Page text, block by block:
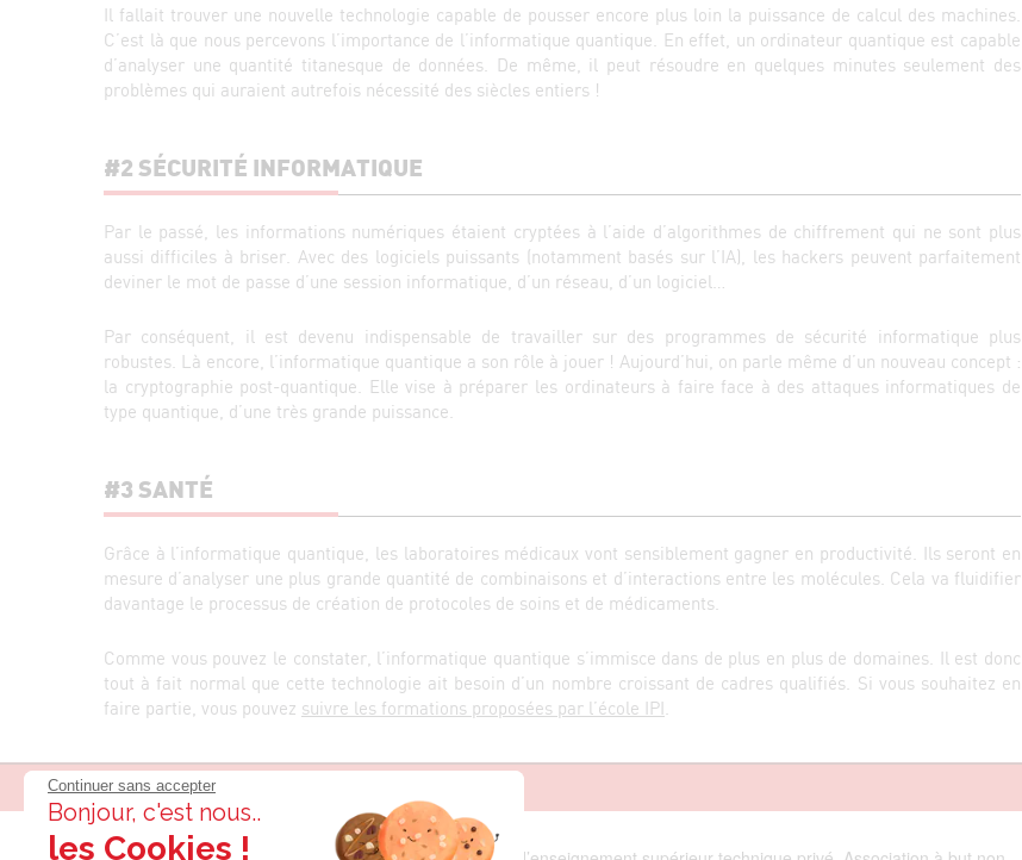
Il fallait trouver une nouvelle technologie capable de pousser encore plus loin la puissance de calcul des machines.
C’est là que nous percevons l’importance de l’informatique quantique. En effet, un ordinateur quantique est capable
d’analyser une quantité titanesque de données. De même, il peut résoudre en quelques minutes seulement des
problèmes qui auraient autrefois nécessité des siècles entiers !
#2 SÉCURITÉ INFORMATIQUE
Par le passé, les informations numériques étaient cryptées à l’aide d’algorithmes de chiffrement qui ne sont plus
aussi difficiles à briser. Avec des logiciels puissants (notamment basés sur l’IA), les hackers peuvent parfaitement
deviner le mot de passe d’une session informatique, d’un réseau, d’un logiciel…
Par conséquent, il est devenu indispensable de travailler sur des programmes de sécurité informatique plus
robustes. Là encore, l’informatique quantique a son rôle à jouer ! Aujourd’hui, on parle même d’un nouveau concept :
la cryptographie post-quantique. Elle vise à préparer les ordinateurs à faire face à des attaques informatiques de
type quantique, d’une très grande puissance.
#3 SANTÉ
Grâce à l’informatique quantique, les laboratoires médicaux vont sensiblement gagner en productivité. Ils seront en
mesure d’analyser une plus grande quantité de combinaisons et d’interactions entre les molécules. Cela va fluidifier
davantage le processus de création de protocoles de soins et de médicaments.
Comme vous pouvez le constater, l’informatique quantique s’immisce dans de plus en plus de domaines. Il est donc
tout à fait normal que cette technologie ait besoin d’un nombre croissant de cadres qualifiés. Si vous souhaitez en
faire partie, vous pouvez suivre les formations proposées par l’école IPI
Continuer sans accepter
Bonjour, c'est nous..
les Cookies !